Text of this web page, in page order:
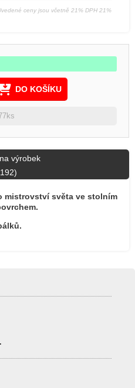
ceny jsou včetně 21% DPH 21%
DO KOŠÍKU
výrobek
)
mistrovství světa ve stolním